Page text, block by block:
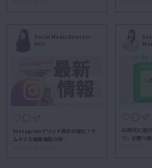
Social Media Director -
Anri
Instagramグリッド表示が進化！サ
ムネイル編集機能の使…
AI時代に逆
ツ」が勝つ